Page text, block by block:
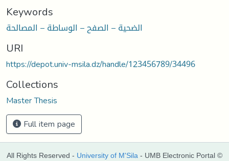
Keywords
الضحية – الصفح – الوساطة – المصالحة
URI
https://depot.univ-msila.dz/handle/123456789/34496
Collections
Master Thesis
Full item page
All Rights Reserved - University of M'Sila - UMB Electronic Portal ©